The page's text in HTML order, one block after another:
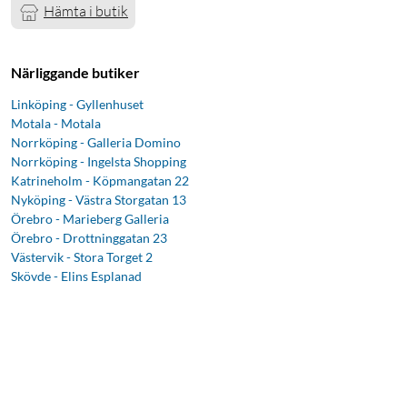
Hämta i butik
Närliggande butiker
Linköping - Gyllenhuset
Motala - Motala
Norrköping - Galleria Domino
Norrköping - Ingelsta Shopping
Katrineholm - Köpmangatan 22
Nyköping - Västra Storgatan 13
Örebro - Marieberg Galleria
Örebro - Drottninggatan 23
Västervik - Stora Torget 2
Skövde - Elins Esplanad